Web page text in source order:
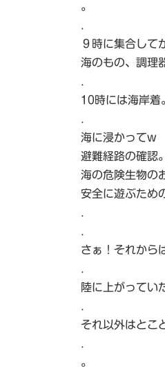
。
９時に集合して
海のもの、調理
10時には海岸着
海に浸かってw
避難経路の確認。
海の危険生物の
安全に遊ぶため
さぁ！それから
陸に上がってい
それ以外はとこ
。